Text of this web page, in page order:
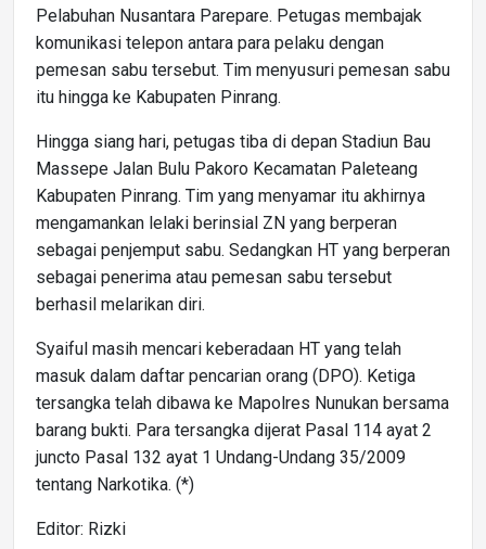
Pelabuhan Nusantara Parepare. Petugas membajak
komunikasi telepon antara para pelaku dengan
pemesan sabu tersebut. Tim menyusuri pemesan sabu
itu hingga ke Kabupaten Pinrang.
Hingga siang hari, petugas tiba di depan Stadiun Bau
Massepe Jalan Bulu Pakoro Kecamatan Paleteang
Kabupaten Pinrang. Tim yang menyamar itu akhirnya
mengamankan lelaki berinsial ZN yang berperan
sebagai penjemput sabu. Sedangkan HT yang berperan
sebagai penerima atau pemesan sabu tersebut
berhasil melarikan diri.
Syaiful masih mencari keberadaan HT yang telah
masuk dalam daftar pencarian orang (DPO). Ketiga
tersangka telah dibawa ke Mapolres Nunukan bersama
barang bukti. Para tersangka dijerat Pasal 114 ayat 2
juncto Pasal 132 ayat 1 Undang-Undang 35/2009
tentang Narkotika. (*)
Editor: Rizki